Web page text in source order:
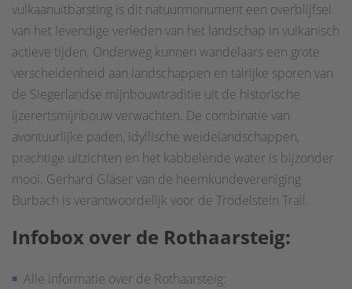
vulkaanuitbarsting is dit natuurmonument een overblijfsel
van het levendige verleden van het landschap in vulkanisch
actieve tijden. Onderweg kunnen wandelaars een grote
verscheidenheid aan landschappen en talrijke sporen van
de Siegerlandse mijnbouwtraditie uit de historische
ijzerertsmijnbouw verwachten. De combinatie van
avontuurlijke paden, idyllische weidelandschappen,
prachtige uitzichten en het kabbelende water is bijzonder
mooi. Gerhard Gläser van de heemkundevereniging
Burbach is verantwoordelijk voor de Trödelstein Trail.
Infobox over de Rothaarsteig:
Alle informatie over de Rothaarsteig: